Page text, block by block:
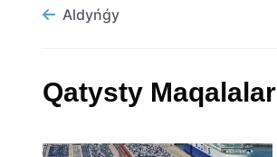
Aldyńǵy
Qatysty Maqalalar